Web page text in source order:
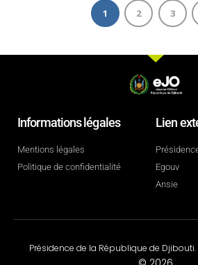
1 2 3
Informations légales
Mentions légales
Politique de confidentialité
Lien
Egouv
Ansie
Présidence de la République de